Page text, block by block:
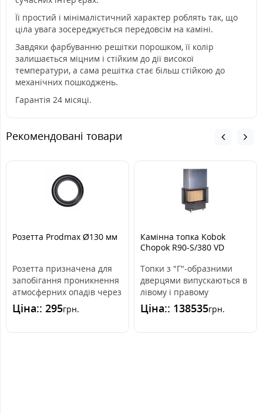
Її простий і мінімалістичний характер роблять так, що
ціла увага зосереджується передовсім на каміні.
Завдяки фарбуванню решітки порошком, її колір
залишається міцним і стійким до дії високої
температури, а сама решітка стає більш стійкою до
механічних пошкоджень.
Гарантія 24 місяці.
Рекомендовані товари
Розетта Prodmax Ø130 мм
Розетта призначена для
запобігання проникнення
атмосферних опадів через
проміжок, утворений між
труб..
Ціна:: 295грн.
Камінна топка Kobok
Chopok R90-S/380 VD
Топки з "Г"-образними
дверцями випускаються в
лівому і правому
виконанні. Вертикальний
підйом дверец..
Ціна:: 138535грн.